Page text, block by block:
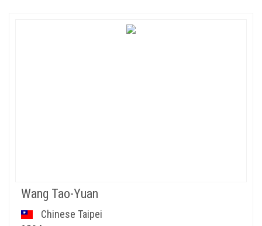
Wang Tao-Yuan
Chinese Taipei